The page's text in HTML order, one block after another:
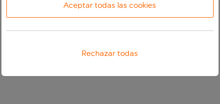
Aceptar todas las cookies
Rechazar todas